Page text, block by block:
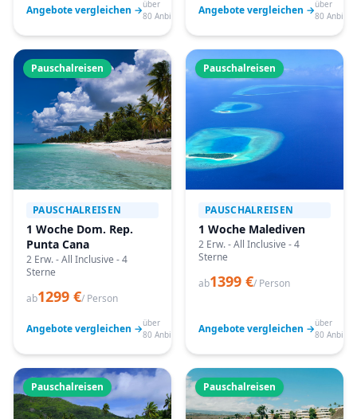
Angebote vergleichen →über
80 Anbieter
Angebote vergleichen →über
80
Pauschalreisen
PAUSCHALREISEN
1 Woche Dom. Rep.
Punta Cana
2 Erw. - All Inclusive - 4
Sterne
ab1299 €/ Person
Angebote vergleichen →über
80 Anbieter
Pauschalreisen
PAUSCHALREISEN
1 Woche Malediven
2 Erw. - All Inclusive - 4
Sterne
ab1399 €/ Person
Angebote vergleichen →über
80
Pauschalreisen Pauschalreisen